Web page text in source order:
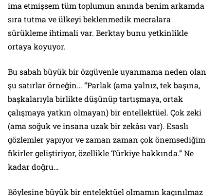
ima etmişsem tüm toplumun anında benim arkamda
sıra tutma ve ülkeyi beklenmedik mecralara
sürükleme ihtimali var. Berktay bunu yetkinlikle
ortaya koyuyor.
Bu sabah büyük bir özgüvenle uyanmama neden olan
şu satırlar örneğin… “Parlak (ama yalnız, tek başına,
başkalarıyla birlikte düşünüp tartışmaya, ortak
çalışmaya yatkın olmayan) bir entellektüel. Çok zeki
(ama soğuk ve insana uzak bir zekâsı var). Esaslı
gözlemler yapıyor ve zaman zaman çok önemsediğim
fikirler geliştiriyor, özellikle Türkiye hakkında.” Ne
kadar doğru…
Böylesine büyük bir entelektüel olmamın kaçınılmaz